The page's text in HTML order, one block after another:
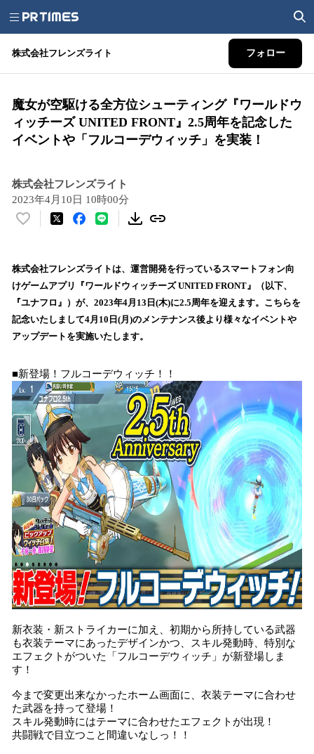
株式会社フレンズライト フォロー
魔女が空駆ける全方位シューティング『ワールドウ
ィッチーズ UNITED FRONT』2.5周年を記念した
イベントや「フルコーデウィッチ」を実装！
株式会社フレンズライト
2023年4月10日 10時00分
い
！
数
を
読
込
中
で
す
株式会社フレンズライトは、運営開発を行っているスマートフォン向
けゲームアプリ『ワールドウィッチーズ UNITED FRONT』（以下、
『ユナフロ』）が、2023年4月13日(木)に2.5周年を迎えます。こちらを
記念いたしまして4月10日(月)のメンテナンス後より様々なイベントや
アップデートを実施いたします。
■新登場！フルコーデウィッチ！！
新衣装・新ストライカーに加え、初期から所持している武器
も衣装テーマにあったデザインかつ、スキル発動時、特別な
エフェクトがついた「フルコーデウィッチ」が新登場しま
す！
今まで変更出来なかったホーム画面に、衣装テーマに合わせ
た武器を持って登場！
スキル発動時にはテーマに合わせたエフェクトが出現！
共闘戦で目立つこと間違いなしっ！！